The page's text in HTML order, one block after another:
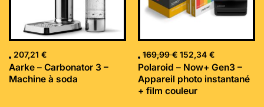
207,21 €
Aarke – Carbonator 3 –
Machine à soda
169,99€ 152,34 €
Polaroid – Now+ Gen3 –
Appareil photo instantané
+ film couleur